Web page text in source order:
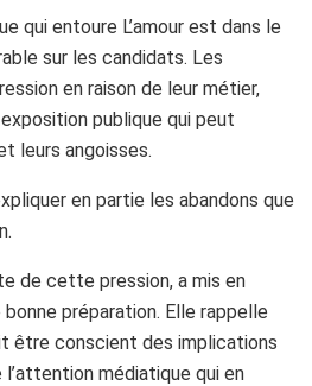
qui entoure L’amour est dans le
sur les candidats. Les
en raison de leur métier,
publique qui peut
leurs angoisses.
en partie les abandons que
de cette pression, a mis en
bonne préparation. Elle rappelle
être conscient des implications
médiatique qui en